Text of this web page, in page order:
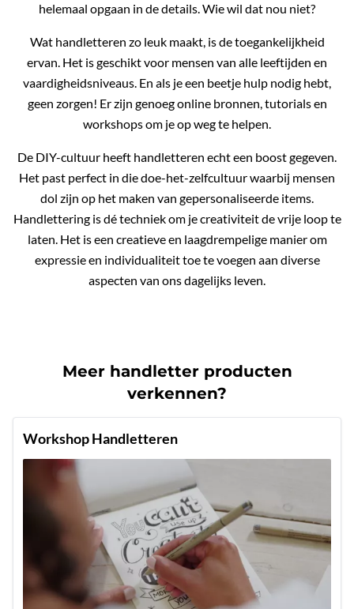
helemaal opgaan in de details. Wie wil dat nou niet?
Wat handletteren zo leuk maakt, is de toegankelijkheid
ervan. Het is geschikt voor mensen van alle leeftijden en
vaardigheidsniveaus. En als je een beetje hulp nodig hebt,
geen zorgen! Er zijn genoeg online bronnen, tutorials en
workshops om je op weg te helpen.
De DIY-cultuur heeft handletteren echt een boost gegeven.
Het past perfect in die doe-het-zelfcultuur waarbij mensen
dol zijn op het maken van gepersonaliseerde items.
Handlettering is dé techniek om je creativiteit de vrije loop te
laten. Het is een creatieve en laagdrempelige manier om
expressie en individualiteit toe te voegen aan diverse
aspecten van ons dagelijks leven.
Meer handletter producten
verkennen?
Workshop Handletteren